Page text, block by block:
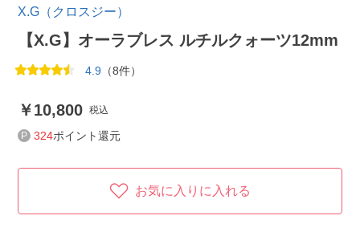
X.G（クロスジー）
【X.G】オーラブレス ルチルクォーツ12mm
4.9 （8件）
10,800 税込
324ポイント還元
お気に入りに入れる